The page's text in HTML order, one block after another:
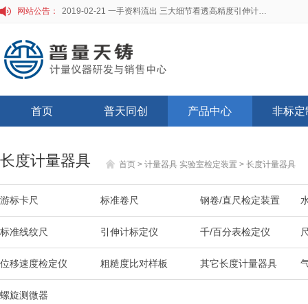
网站公告： 2019-02-21 一手资料流出 三大细节看透高精度引伸计标定仪
首页 普天同创 产品中心 非标定
长度计量器具 首页 > 计量器具 实验室检定装置 > 长度计量器具
游标卡尺 标准卷尺 钢卷/直尺检定装置
标准线纹尺 引伸计标定仪 千/百分表检定仪
位移速度检定仪 粗糙度比对样板 其它长度计量器具
螺旋测微器